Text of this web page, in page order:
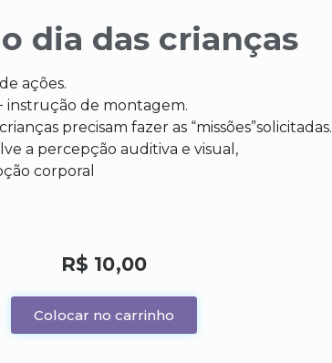
dia das crianças
ações.
instrução de montagem.
precisam fazer as “missões”solicitadas.
a percepção auditiva e visual,
corporal
R$ 10,00
Colocar no carrinho